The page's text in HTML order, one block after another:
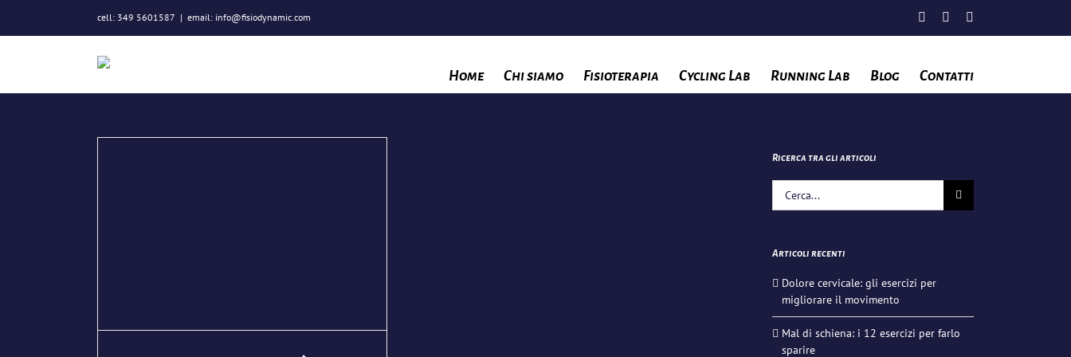
contenuto
cell: 349 5601587 | email: info@fisiodynamic.com FacebookInstagram
Home Chi siamo Fisioterapia Cycling Lab Running Lab Blog Contatti
Ricerca tra gli articoli
per:
Articoli recenti
Dolore cervicale: gli esercizi per
migliorare il movimento
Mal di schiena: i 12 esercizi per farlo
sparire